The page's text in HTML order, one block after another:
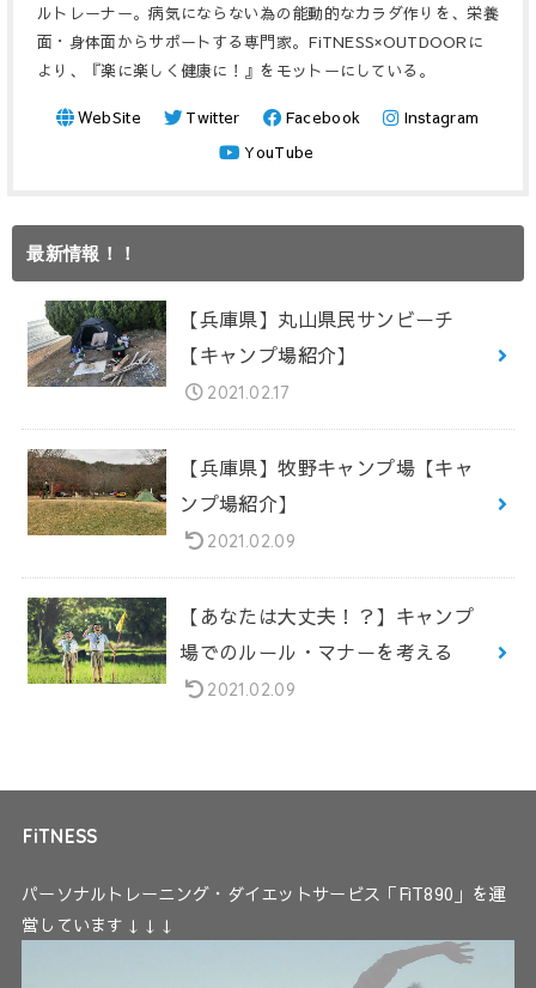
ルトレーナー。病気にならない為の能動的なカラダ作りを、栄養
面・身体面からサポートする専門家。FiTNESS×OUTDOORに
より、『楽に楽しく健康に！』をモットーにしている。
WebSite Twitter Facebook
Instagram
YouTube
最新情報！！
【兵庫県】丸山県民サンビーチ
【キャンプ場紹介】
2021.02.17
【兵庫県】牧野キャンプ場【キャ
ンプ場紹介】
2021.02.09
【あなたは大丈夫！？】キャンプ
場でのルール・マナーを考える
2021.02.09
FiTNESS
パーソナルトレーニング・ダイエットサービス「FiT890」を運
営しています↓↓↓